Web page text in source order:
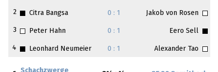
2 Citra Bangsa 0 : 1 Jakob von Rosen
3 Peter Hahn 0 : 1 Eero Sell
4 Leonhard Neumeier 0 : 1 Alexander Tao